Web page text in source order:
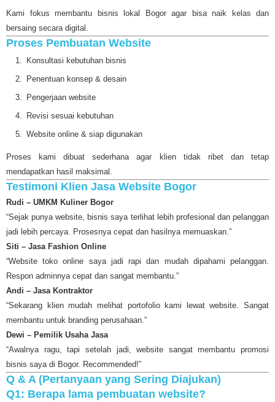
Kami fokus membantu bisnis lokal Bogor agar bisa naik kelas dan
bersaing secara digital.
Proses Pembuatan Website
Konsultasi kebutuhan bisnis
Penentuan konsep & desain
Pengerjaan website
Revisi sesuai kebutuhan
Website online & siap digunakan
Proses kami dibuat sederhana agar klien tidak ribet dan tetap
mendapatkan hasil maksimal.
Testimoni Klien Jasa Website Bogor
Rudi – UMKM Kuliner Bogor
“Sejak punya website, bisnis saya terlihat lebih profesional dan pelanggan
jadi lebih percaya. Prosesnya cepat dan hasilnya memuaskan.”
Siti – Jasa Fashion Online
“Website toko online saya jadi rapi dan mudah dipahami pelanggan.
Respon adminnya cepat dan sangat membantu.”
Andi – Jasa Kontraktor
“Sekarang klien mudah melihat portofolio kami lewat website. Sangat
membantu untuk branding perusahaan.”
Dewi – Pemilik Usaha Jasa
“Awalnya ragu, tapi setelah jadi, website sangat membantu promosi
bisnis saya di Bogor. Recommended!”
Q & A (Pertanyaan yang Sering Diajukan)
Q1: Berapa lama pembuatan website?